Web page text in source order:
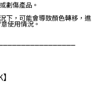
劃傷產品。
下，可能會導致顏色轉移，進
使用情況。